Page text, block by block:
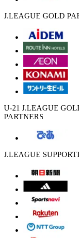
J.LEAGUE GOLD
U-21 J.LEAGUE
PARTNERS
J.LEAGUE